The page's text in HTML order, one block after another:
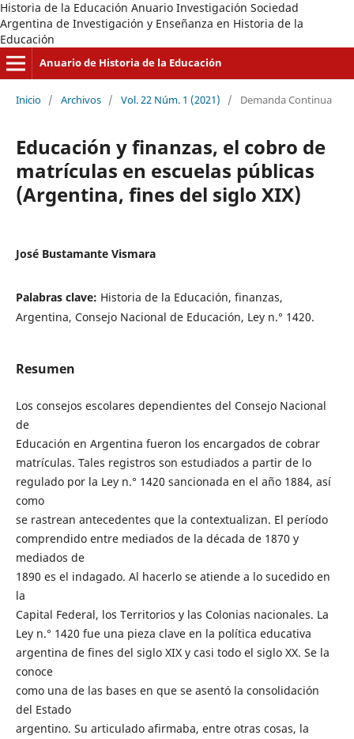
Historia de la Educación Anuario Investigación Sociedad
Argentina de Investigación y Enseñanza en Historia de la
Educación
Anuario de Historia de la Educación
Inicio / Archivos / Vol. 22 Núm. 1 (2021) / Demanda Continua
Educación y finanzas, el cobro de
matrículas en escuelas públicas
(Argentina, fines del siglo XIX)
José Bustamante Vismara
Palabras clave: Historia de la Educación, finanzas,
Argentina, Consejo Nacional de Educación, Ley n.° 1420.
Resumen
Los consejos escolares dependientes del Consejo Nacional
de
Educación en Argentina fueron los encargados de cobrar
matrículas. Tales registros son estudiados a partir de lo
regulado por la Ley n.° 1420 sancionada en el año 1884, así
como
se rastrean antecedentes que la contextualizan. El período
comprendido entre mediados de la década de 1870 y
mediados de
1890 es el indagado. Al hacerlo se atiende a lo sucedido en
la
Capital Federal, los Territorios y las Colonias nacionales. La
Ley n.° 1420 fue una pieza clave en la política educativa
argentina de fines del siglo XIX y casi todo el siglo XX. Se la
conoce
como una de las bases en que se asentó la consolidación
del Estado
argentino. Su articulado afirmaba, entre otras cosas, la